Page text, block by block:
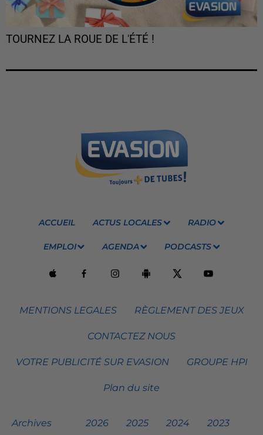
TOURNEZ LA ROUE DE L'ÉTÉ !
ACCUEIL ACTUS LOCALES RADIO
EMPLOI AGENDA PODCASTS
MENTIONS LEGALES RÈGLEMENT DES JEUX
CONTACTEZ NOUS
VOTRE PUBLICITÉ SUR EVASION GROUPE HPI
Plan du site
Archives 2026 2025 2024 2023